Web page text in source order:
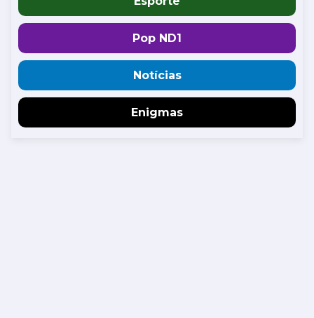
Pop ND1
Notícias
Enigmas